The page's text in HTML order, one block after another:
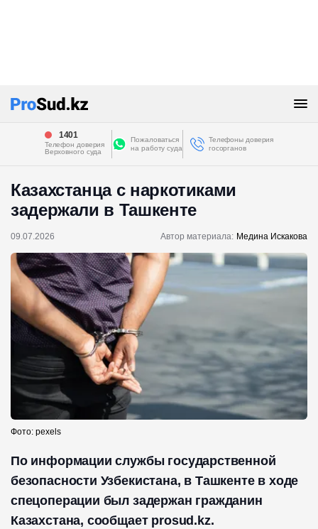
1401
Телефон доверия
Верховного суда
Пожаловаться
на работу суда
Телефоны доверия
госорганов
Казахстанца с наркотиками
задержали в Ташкенте
09.07.2026 Автор материала: Медина Искакова
Фото: pexels
По информации службы государственной
безопасности Узбекистана, в Ташкенте в ходе
спецоперации был задержан гражданин
Казахстана, сообщает prosud.kz.